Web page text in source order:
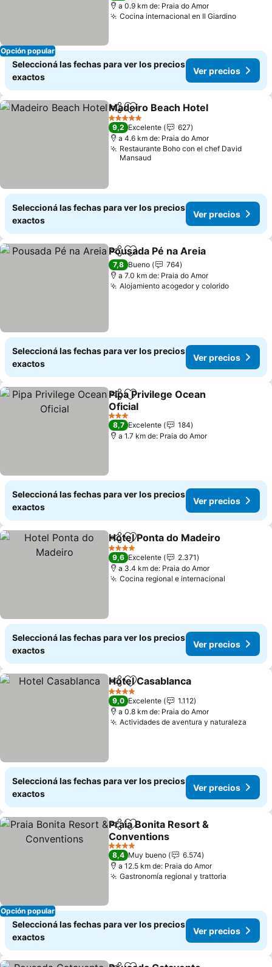
Opción popular
a 0.9 km de: Praia do Amor
Cocina internacional en Il GiardinoVer
Seleccioná las fechas para ver los precios
exactos
Ver precios
CompartirAñadir a favoritos
Madeiro Beach Hotel
5 Estrellas
9,2 Excelente
627
a 4.6 km de: Praia do Amor
Restaurante Boho con el chef David
Mansaud
Seleccioná las fechas para ver los precios
exactos
Ver precios
CompartirAñadir a favoritos
Pousada Pé na Areia
7,8 Bueno
764
a 7.0 km de: Praia do Amor
Alojamiento acogedor y coloridoVer
Seleccioná las fechas para ver los precios
exactos
Ver precios
CompartirAñadir a favoritos
Pipa Privilege Ocean
Oficial
Ver precios
3 Estrellas
8,7 Excelente
184
a 1.7 km de: Praia do Amor
Seleccioná las fechas para ver los precios
exactos
Ver precios
CompartirAñadir a favoritos
Hotel Ponta do Madeiro
4 Estrellas
9,6 Excelente
2.371
a 3.4 km de: Praia do Amor
Cocina regional e internacional
Seleccioná las fechas para ver los precios
exactos
Ver precios
CompartirAñadir a favoritos
Hotel Casablanca
4 Estrellas
9,0 Excelente
1.112
a 0.8 km de: Praia do Amor
Actividades de aventura y naturaleza
Seleccioná las fechas para ver los precios
exactos
Ver precios
Opción popular
CompartirAñadir a favoritos
Praia Bonita Resort &
Conventions
Ver precios
4 Estrellas
8,4 Muy bueno
6.574
a 12.5 km de: Praia do Amor
Gastronomía regional y trattoria
Seleccioná las fechas para ver los precios
exactos
Ver precios